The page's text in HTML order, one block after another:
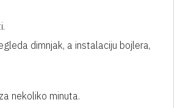
dimnjak, a instalaciju bojlera,
nekoliko minuta.